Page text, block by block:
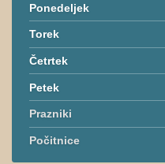
Ponedeljek
Torek
Četrtek
Petek
Prazniki
Počitnice